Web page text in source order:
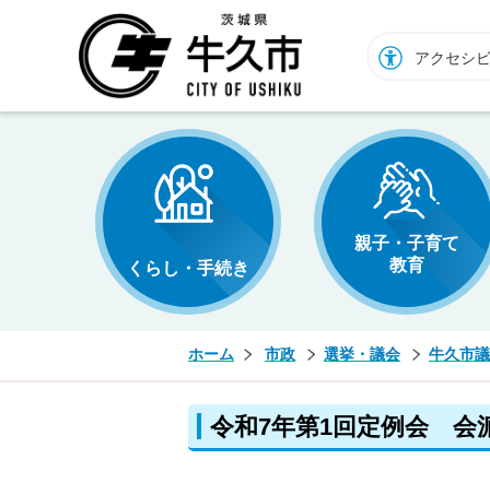
アクセシ
くらし・手続き
親子・子育て
教育
ホーム 市政 選挙・議会 牛久市
令和7年第1回定例会 会